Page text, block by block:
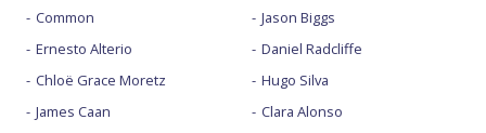
Common
Ernesto Alterio
Chloë Grace Moretz
James Caan
Jason Biggs
Daniel Radcliffe
Hugo Silva
Clara Alonso